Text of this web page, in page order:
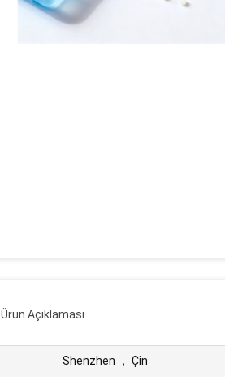
Ürün Açıklaması
Shenzhen ， Çin